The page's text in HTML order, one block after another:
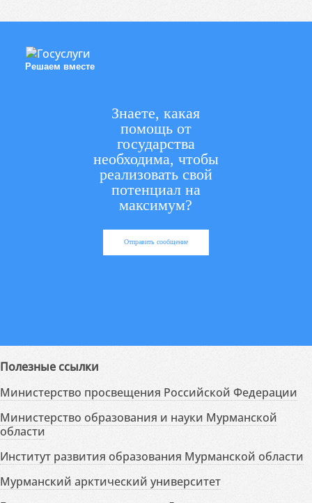
Решаем вместе
Знаете, какая
помощь от
государства
необходима, чтобы
реализовать свой
потенциал на
максимум?
Отправить сообщение
Полезные ссылки
Министерство просвещения Российской Федерации
Министерство образования и науки Мурманской
области
Институт развития образования Мурманской области
Мурманский арктический университет